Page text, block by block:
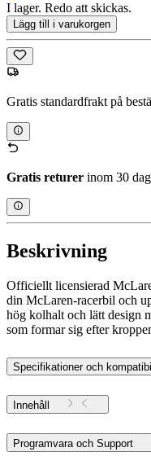
I lager. Redo att skickas.
Lägg till i varukorgen
Gratis standardfrakt på
Gratis returer inom 30
Beskrivning
Officiellt licensierad
din McLaren-racerbil och
hög kolhalt och lätt design
som formar sig efter
Specifikationer och
Innehåll
Programvara och Support